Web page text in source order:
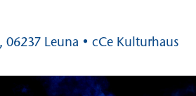
06237 Leuna • cCe Kulturhaus